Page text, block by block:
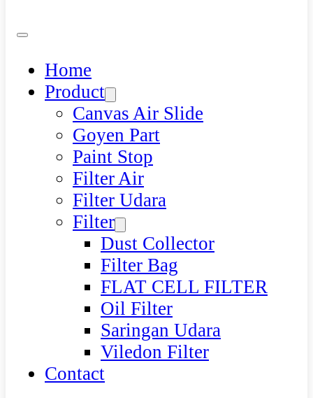
Home
Product
Canvas Air Slide
Goyen Part
Paint Stop
Filter Air
Filter Udara
Filter
Dust Collector
Filter Bag
FLAT CELL FILTER
Oil Filter
Saringan Udara
Viledon Filter
Contact